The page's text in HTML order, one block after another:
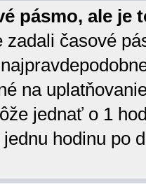
pásmo, ale je
časové
na
jednať o 1
hodinu po